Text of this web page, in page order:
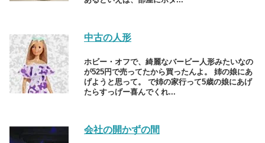
中古の人形
ホビー・オフで、綺麗なバービー人形みたいなの
が525円で売ってたから買ったんよ。 姉の娘にあ
げようと思って。 で姉の家行って5歳の娘にあげ
たらすっげー喜んでくれ...
会社の開かずの間